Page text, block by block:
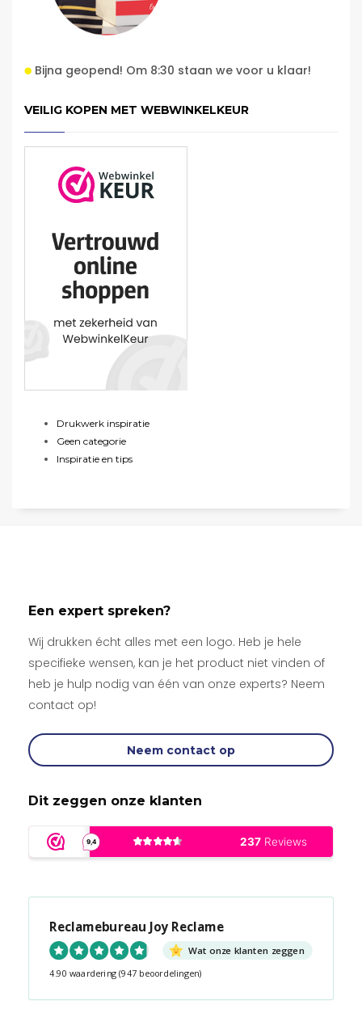
Bijna geopend! Om 8:30 staan we voor u klaar!
VEILIG KOPEN MET WEBWINKELKEUR
Drukwerk inspiratie
Geen categorie
Inspiratie en tips
Een expert spreken?
Wij drukken écht alles met een logo. Heb je hele
specifieke wensen, kan je het product niet vinden of
heb je hulp nodig van één van onze experts? Neem
contact op!
Neem contact op
Dit zeggen onze klanten
Reclamebureau Joy Reclame
Wat onze klanten zeggen
4.90 waardering (947 beoordelingen)